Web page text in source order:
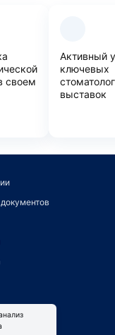
своем
Активный
ключевых
выставок